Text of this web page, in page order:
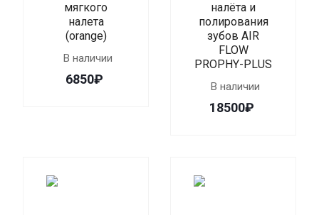
мягкого
налета
(orange)
В наличии
6850₽
налёта и
полирования
зубов AIR
FLOW
PROPHY-PLUS
В наличии
18500₽